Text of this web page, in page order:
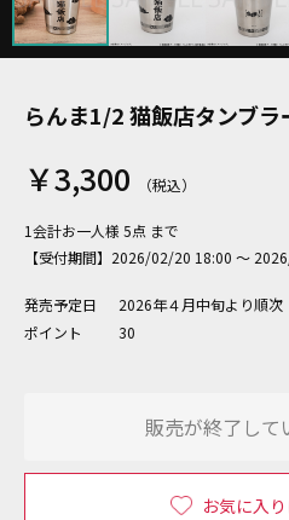
らんま1/2 猫飯店タンブラ
￥3,300
1会計お一人様 5点 まで
【受付期間】2026/02/20 18:00 ～
発売予定日
2026年４月中旬より順次
ポイント
30
お気に入
販売が終了して